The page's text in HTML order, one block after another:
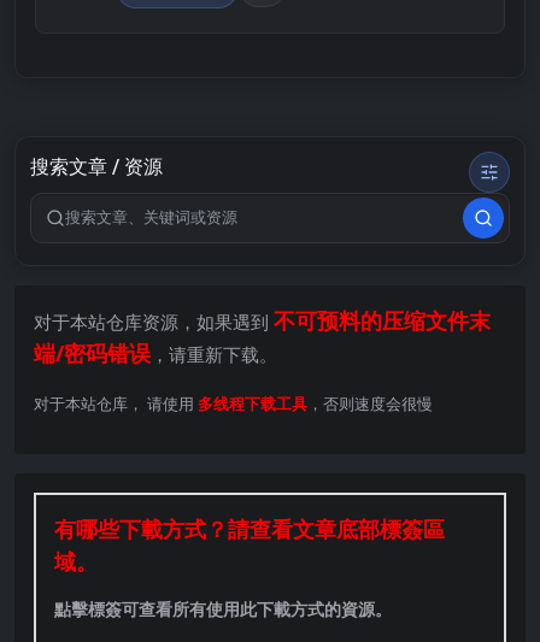
搜索文章 / 资源
搜索关键词
对于本站仓库资源，如果遇到 不可预料的压缩文件末
端/密码错误 ，请重新下载。
对于本站仓库， 请使用 多线程下载工具 ，否则速度会很慢
有哪些下載方式？請查看文章底部標簽區
域。
點擊標簽可查看所有使用此下載方式的資源。